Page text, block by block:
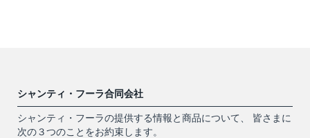
シャンティ・フーラ合同会社
シャンティ・フーラの提供する情報と商品について、 皆さまに
次の３つのことをお約束します。